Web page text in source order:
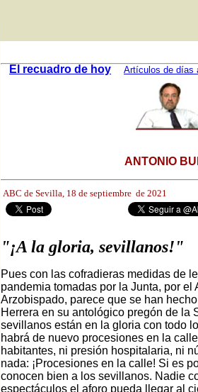
El recuadro de hoy Artículos de días
ANTONIO
ABC de Sevilla, 18 de septiembre de 2021
"¡A la gloria, sevillanos!"
Pues con las cofradieras medidas de
pandemia tomadas por la Junta, por
Arzobispado, parece que se han
Herrera en su antológico pregón de la
sevillanos están en la gloria con todo
habrá de nuevo procesiones en la
habitantes, ni presión hospitalaria, ni
nada: ¡Procesiones en la calle! Si es
conocen bien a los sevillanos. Nadie
espectáculos el aforo pueda llegar al